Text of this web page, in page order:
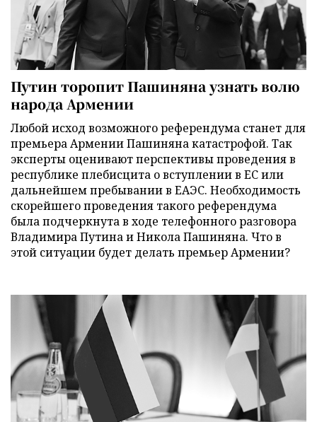
Путин торопит Пашиняна узнать волю
народа Армении
Любой исход возможного референдума станет для
премьера Армении Пашиняна катастрофой. Так
эксперты оценивают перспективы проведения в
республике плебисцита о вступлении в ЕС или
дальнейшем пребывании в ЕАЭС. Необходимость
скорейшего проведения такого референдума
была подчеркнута в ходе телефонного разговора
Владимира Путина и Никола Пашиняна. Что в
этой ситуации будет делать премьер Армении?